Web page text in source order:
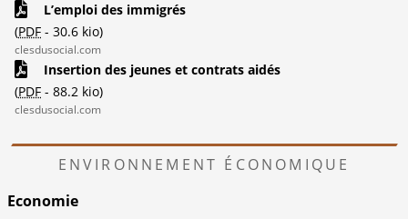
L’emploi des immigrés
(PDF - 30.6 kio)
clesdusocial.com
Insertion des jeunes et contrats aidés
(PDF - 88.2 kio)
clesdusocial.com
ENVIRONNEMENT ÉCONOMIQUE
Economie